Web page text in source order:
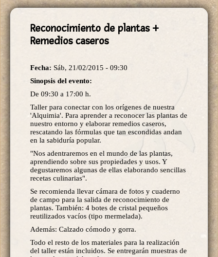
Reconocimiento de plantas +
Remedios caseros
Fecha: Sáb, 21/02/2015 - 09:30
Sinopsis del evento:
De 09:30 a 17:00 h.
Taller para conectar con los orígenes de nuestra
'Alquimia'. Para aprender a reconocer las plantas de
nuestro entorno y elaborar remedios caseros,
rescatando las fórmulas que tan escondidas andan
en la sabiduría popular.
"Nos adentraremos en el mundo de las plantas,
aprendiendo sobre sus propiedades y usos. Y
degustaremos algunas de ellas elaborando sencillas
recetas culinarias".
Se recomienda llevar cámara de fotos y cuaderno
de campo para la salida de reconocimiento de
plantas. También: 4 botes de cristal pequeños
reutilizados vacíos (tipo mermelada).
Además: Calzado cómodo y gorra.
Todo el resto de los materiales para la realización
del taller están incluidos. Se entregarán muestras de